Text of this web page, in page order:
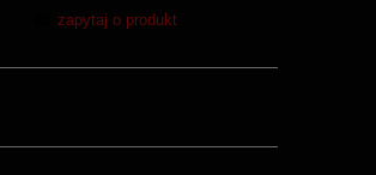
zapytaj o produkt